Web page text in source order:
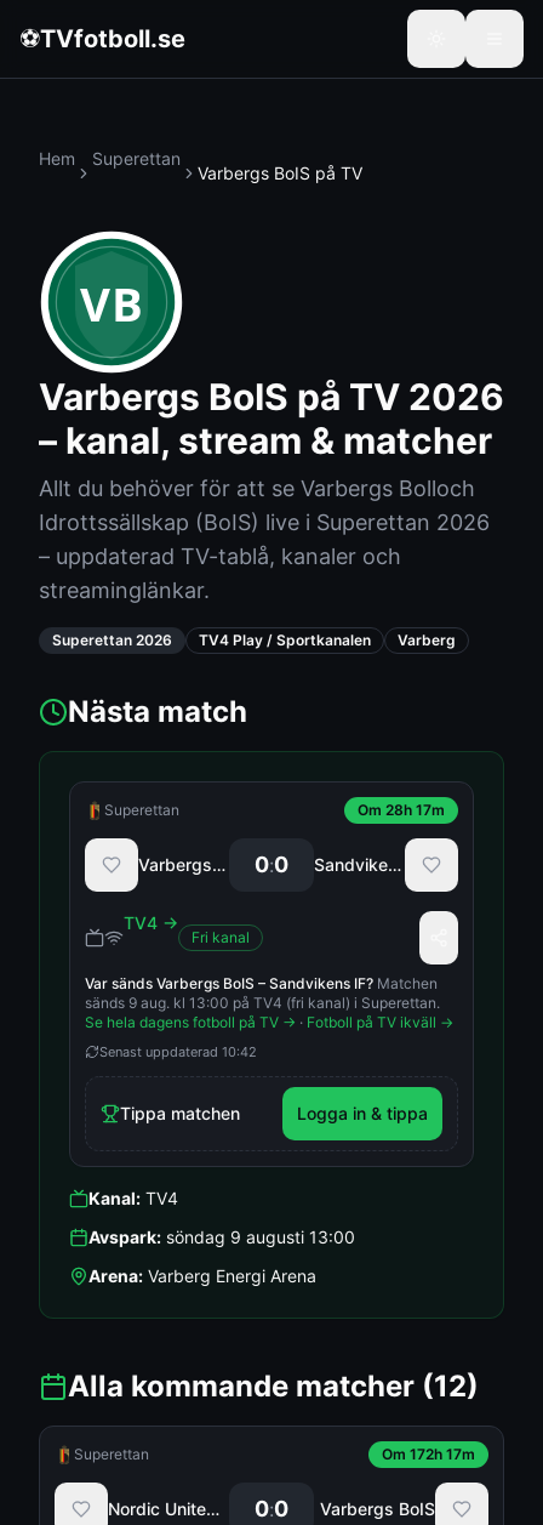
⚽TVfotboll.se
Hem Superettan
Varbergs BoIS på TV
VB
Varbergs BoIS på TV 2026
– kanal, stream & matcher
Allt du behöver för att se Varbergs Bolloch
Idrottssällskap (BoIS) live i Superettan 2026
– uppdaterad TV-tablå, kanaler och
streaminglänkar.
Superettan 2026 TV4 Play / Sportkanalen Varberg
Nästa match
Superettan Om 28h 17m
Varbergs BoIS 0:0 Sandvikens IF
TV4 →
Fri kanal
Var sänds Varbergs BoIS – Sandvikens IF? Matchen
sänds 9 aug. kl 13:00 på TV4 (fri kanal) i Superettan.
Se hela dagens fotboll på TV → · Fotboll på TV ikväll →
Senast uppdaterad 10:42
Tippa matchen Logga in & tippa
Kanal: TV4
Avspark: söndag 9 augusti 13:00
Arena: Varberg Energi Arena
Alla kommande matcher (12)
Superettan Om 172h 17m
Nordic United FC 0:0 Varbergs BoIS